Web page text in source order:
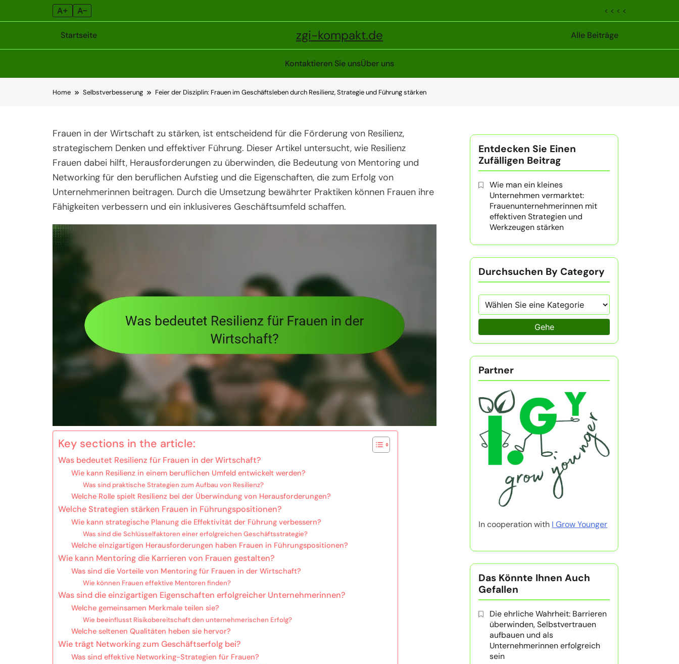
A+ A– < < < <
Startseite zgi-kompakt.de Alle Beiträge
Kontaktieren Sie unsÜber uns
Home Selbstverbesserung Feier der Disziplin: Frauen im Geschäftsleben durch Resilienz, Strategie und Führung stärken
Frauen in der Wirtschaft zu stärken, ist entscheidend für die Förderung von Resilienz,
strategischem Denken und effektiver Führung. Dieser Artikel untersucht, wie Resilienz
Frauen dabei hilft, Herausforderungen zu überwinden, die Bedeutung von Mentoring und
Networking für den beruflichen Aufstieg und die Eigenschaften, die zum Erfolg von
Unternehmerinnen beitragen. Durch die Umsetzung bewährter Praktiken können Frauen ihre
Fähigkeiten verbessern und ein inklusiveres Geschäftsumfeld schaffen.
Key sections in the article:
Was bedeutet Resilienz für Frauen in der Wirtschaft?
Wie kann Resilienz in einem beruflichen Umfeld entwickelt werden?
Was sind praktische Strategien zum Aufbau von Resilienz?
Welche Rolle spielt Resilienz bei der Überwindung von Herausforderungen?
Welche Strategien stärken Frauen in Führungspositionen?
Wie kann strategische Planung die Effektivität der Führung verbessern?
Was sind die Schlüsselfaktoren einer erfolgreichen Geschäftsstrategie?
Welche einzigartigen Herausforderungen haben Frauen in Führungspositionen?
Wie kann Mentoring die Karrieren von Frauen gestalten?
Was sind die Vorteile von Mentoring für Frauen in der Wirtschaft?
Wie können Frauen effektive Mentoren finden?
Was sind die einzigartigen Eigenschaften erfolgreicher Unternehmerinnen?
Welche gemeinsamen Merkmale teilen sie?
Wie beeinflusst Risikobereitschaft den unternehmerischen Erfolg?
Welche seltenen Qualitäten heben sie hervor?
Wie trägt Networking zum Geschäftserfolg bei?
Was sind effektive Networking-Strategien für Frauen?
Entdecken Sie Einen
Zufälligen Beitrag
Wie man ein kleines
Unternehmen vermarktet:
Frauenunternehmerinnen mit
effektiven Strategien und
Werkzeugen stärken
Durchsuchen By Category
Gehe
Partner
In cooperation with I Grow Younger
Das Könnte Ihnen Auch
Gefallen
Die ehrliche Wahrheit: Barrieren
überwinden, Selbstvertrauen
aufbauen und als
Unternehmerinnen erfolgreich
sein